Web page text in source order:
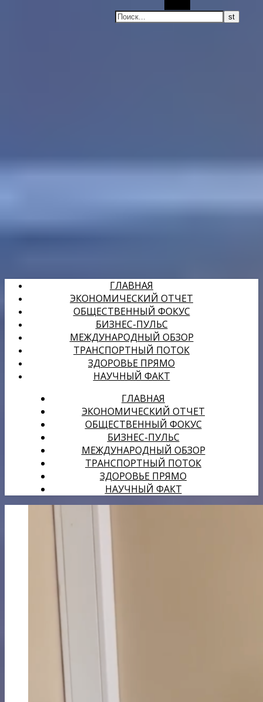
ГЛАВНАЯ
ЭКОНОМИЧЕСКИЙ ОТЧЕТ
ОБЩЕСТВЕННЫЙ ФОКУС
БИЗНЕС-ПУЛЬС
МЕЖДУНАРОДНЫЙ ОБЗОР
ТРАНСПОРТНЫЙ ПОТОК
ЗДОРОВЬЕ ПРЯМО
НАУЧНЫЙ ФАКТ
ГЛАВНАЯ
ЭКОНОМИЧЕСКИЙ ОТЧЕТ
ОБЩЕСТВЕННЫЙ ФОКУС
БИЗНЕС-ПУЛЬС
МЕЖДУНАРОДНЫЙ ОБЗОР
ТРАНСПОРТНЫЙ ПОТОК
ЗДОРОВЬЕ ПРЯМО
НАУЧНЫЙ ФАКТ